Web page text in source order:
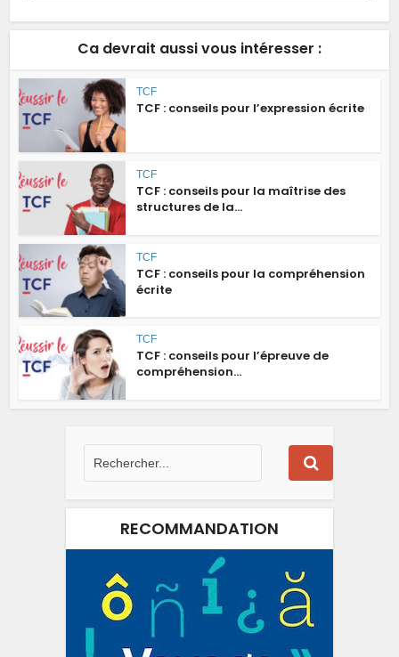
Ca devrait aussi vous intéresser :
TCF
TCF : conseils pour l’expression écrite
TCF
TCF : conseils pour la maîtrise des
structures de la...
TCF
TCF : conseils pour la compréhension
écrite
TCF
TCF : conseils pour l’épreuve de
compréhension...
RECOMMANDATION